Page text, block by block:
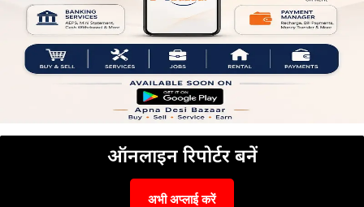
ऑनलाइन रिपोर्टर बनें
अभी अप्लाई करें